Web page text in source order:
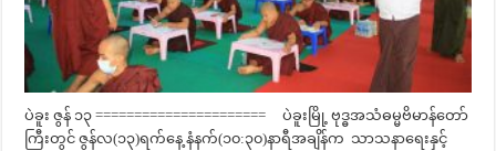
ပဲခူး ဇွန် ၁၃ ====================== ပဲခူးမြို့ ဗုဒ္ဓအသံဓမ္မဗိမာန်တော်
ကြီးတွင် ဇွန်လ(၁၃)ရက်နေ့ နံနက်(၁၀:၃၀)နာရီအချိန်က သာသနာရေးနှင့်